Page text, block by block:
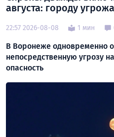
августа: городу
22:57 2026-08-08 1 мин
В Воронеже одновременно
непосредственную угрозу
опасность